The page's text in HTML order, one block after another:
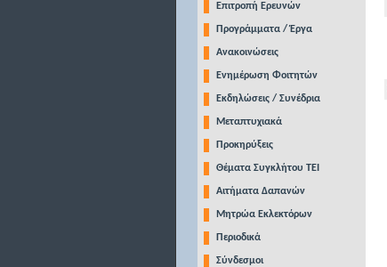
Επιτροπή Ερευνών
Προγράμματα / Έργα
Ανακοινώσεις
Ενημέρωση Φοιτητών
Εκδηλώσεις / Συνέδρια
Μεταπτυχιακά
Προκηρύξεις
Θέματα Συγκλήτου ΤΕΙ
Αιτήματα Δαπανών
Μητρώα Εκλεκτόρων
Περιοδικά
Σύνδεσμοι